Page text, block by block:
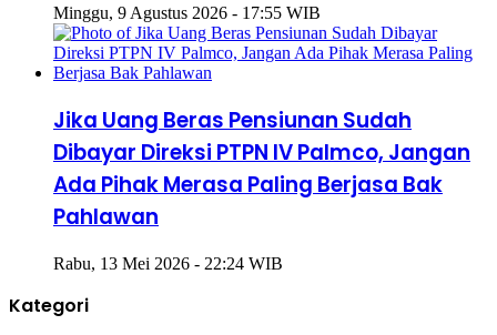
Minggu, 9 Agustus 2026 - 17:55 WIB
Jika Uang Beras Pensiunan Sudah
Dibayar Direksi PTPN IV Palmco, Jangan
Ada Pihak Merasa Paling Berjasa Bak
Pahlawan
Rabu, 13 Mei 2026 - 22:24 WIB
Kategori